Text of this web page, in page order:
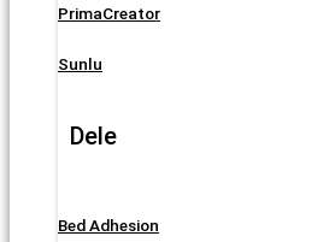
PrimaCreator
Sunlu
Dele
Bed Adhesion